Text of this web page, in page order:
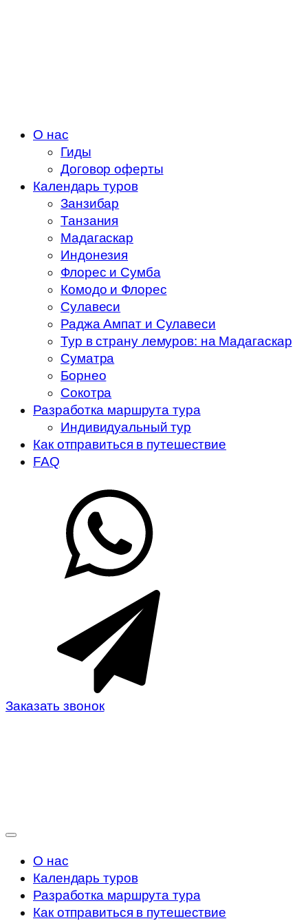
О нас
Гиды
Договор оферты
Календарь туров
Занзибар
Танзания
Мадагаскар
Индонезия
Флорес и Сумба
Комодо и Флорес
Сулавеси
Раджа Ампат и Сулавеси
Тур в страну лемуров: на Мадагаскар
Суматра
Борнео
Сокотра
Разработка маршрута тура
Индивидуальный тур
Как отправиться в путешествие
FAQ
Заказать звонок
О нас
Календарь туров
Разработка маршрута тура
Как отправиться в путешествие